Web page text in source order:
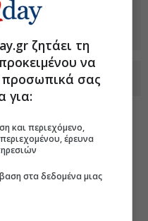
στο Discover
ζητάει τη
να
προσωπικά σας
για:
και περιεχόμενο,
έρευνα
στα δεδομένα μιας